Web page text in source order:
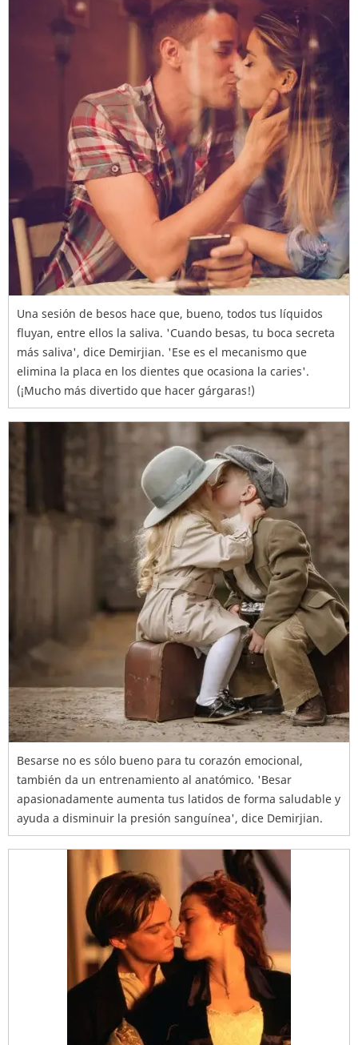
Una sesión de besos hace que, bueno, todos tus líquidos
fluyan, entre ellos la saliva. 'Cuando besas, tu boca secreta
más saliva', dice Demirjian. 'Ese es el mecanismo que
elimina la placa en los dientes que ocasiona la caries'.
(¡Mucho más divertido que hacer gárgaras!)
Besarse no es sólo bueno para tu corazón emocional,
también da un entrenamiento al anatómico. 'Besar
apasionadamente aumenta tus latidos de forma saludable y
ayuda a disminuir la presión sanguínea', dice Demirjian.